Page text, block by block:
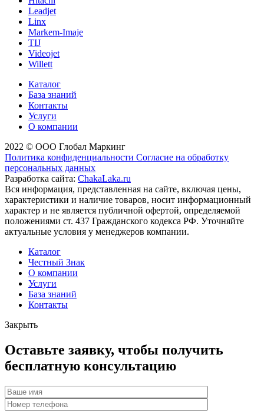
Leadjet
Linx
Markem-Imaje
TIJ
Videojet
Willett
Каталог
База знаний
Контакты
Услуги
О компании
2022 © ООО Глобал Маркинг
Политика конфиденциальности Согласие на обработку
персональных данных
Разработка сайта: ChakaLaka.ru
Вся информация, представленная на сайте, включая цены,
характеристики и наличие товаров, носит информационный
характер и не является публичной офертой, определяемой
положениями ст. 437 Гражданского кодекса РФ. Уточняйте
актуальные условия у менеджеров компании.
Каталог
Честный Знак
О компании
Услуги
База знаний
Контакты
Закрыть
Оставьте заявку, чтобы получить
бесплатную консультацию